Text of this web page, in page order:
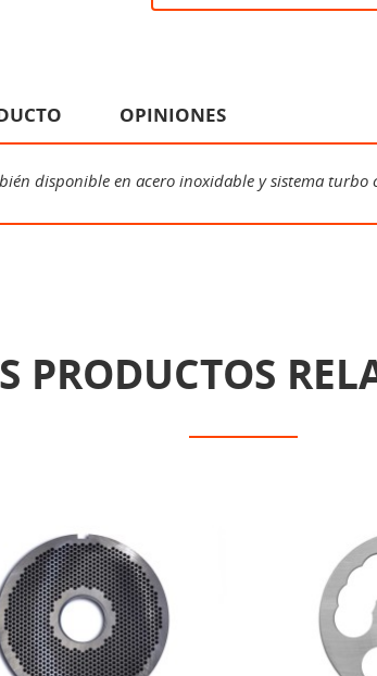
OPINIONES
disponible en acero inoxidable y sistema
PRODUCTOS